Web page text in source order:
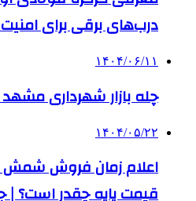
درب‌های برقی برای
۱۴۰۴/۰۶/۱۱
چله بازار شهرداری مشهد در ۱۴۰۴ برگزار
۱۴۰۴/۰۵/۲۲
اعلام زمان فروش شمش
قیمت پایه چقدر است؟ |